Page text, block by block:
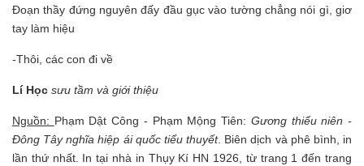
Đoạn thầy đứng nguyên đấy đầu gục vào tường chẳng nói gì, giơ
tay làm hiệu
-Thôi, các con đi về
Lí Học sưu tầm và giới thiệu
Nguồn: Phạm Dật Công - Phạm Mộng Tiên: Gương thiếu niên -
Đông Tây nghĩa hiệp ái quốc tiểu thuyết. Biên dịch và phê bình, in
lần thứ nhất. In tại nhà in Thụy Kí HN 1926, từ trang 1 đến trang